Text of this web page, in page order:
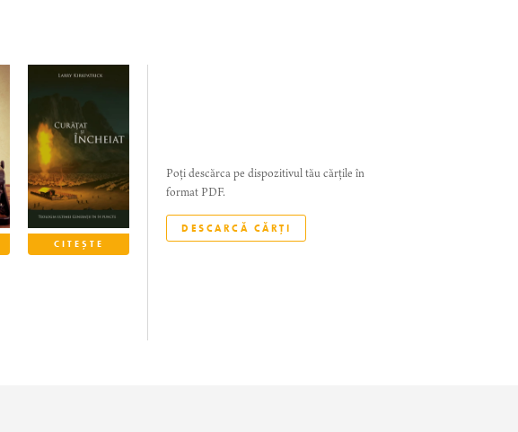
CITEȘTE CITEȘTE CITEȘTE
Poți descărca pe dispozitivul tău cărțile în
format PDF.
DESCARCĂ CĂRȚI